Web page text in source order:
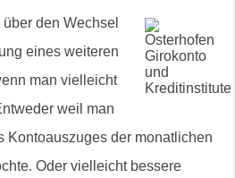
den Wechsel
eines weiteren
man vielleicht
weil man
Kontoauszuges der monatlichen
Oder vielleicht bessere